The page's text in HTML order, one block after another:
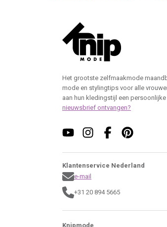
Het grootste zelfmaakmode
mode en stylingtips voor alle
aan hun kledingstijl een persoonlijke
nieuwsbrief ontvangen?
Klantenservice Nederland
e-mail
+31 20 894 5665
Knipmode